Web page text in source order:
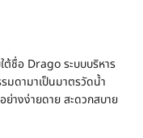
ต้ชื่อ Drago ระบบบริหาร
ดามาเป็นมาตรวัดน้ำ
างง่ายดาย สะดวกสบาย